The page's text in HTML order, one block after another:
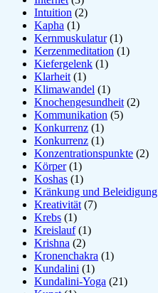
Intuition (2)
Kapha (1)
Kernmuskulatur(1)
Kerzenmeditation (1)
Kiefergelenk (1)
Klarheit (1)
Klimawandel (1)
Knochengesundheit (2)
Kommunikation (5)
Konkurrenz (1)
Konkurrenz (1)
Konzentrationspunkte (2)
Körper(1)
Koshas (1)
Kränkung und Beleidigung
Kreativität (7)
Krebs (1)
Kreislauf(1)
Krishna (2)
Kronenchakra (1)
Kundalini (1)
Kundalini-Yoga (21)